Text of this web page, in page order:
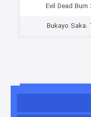
شد